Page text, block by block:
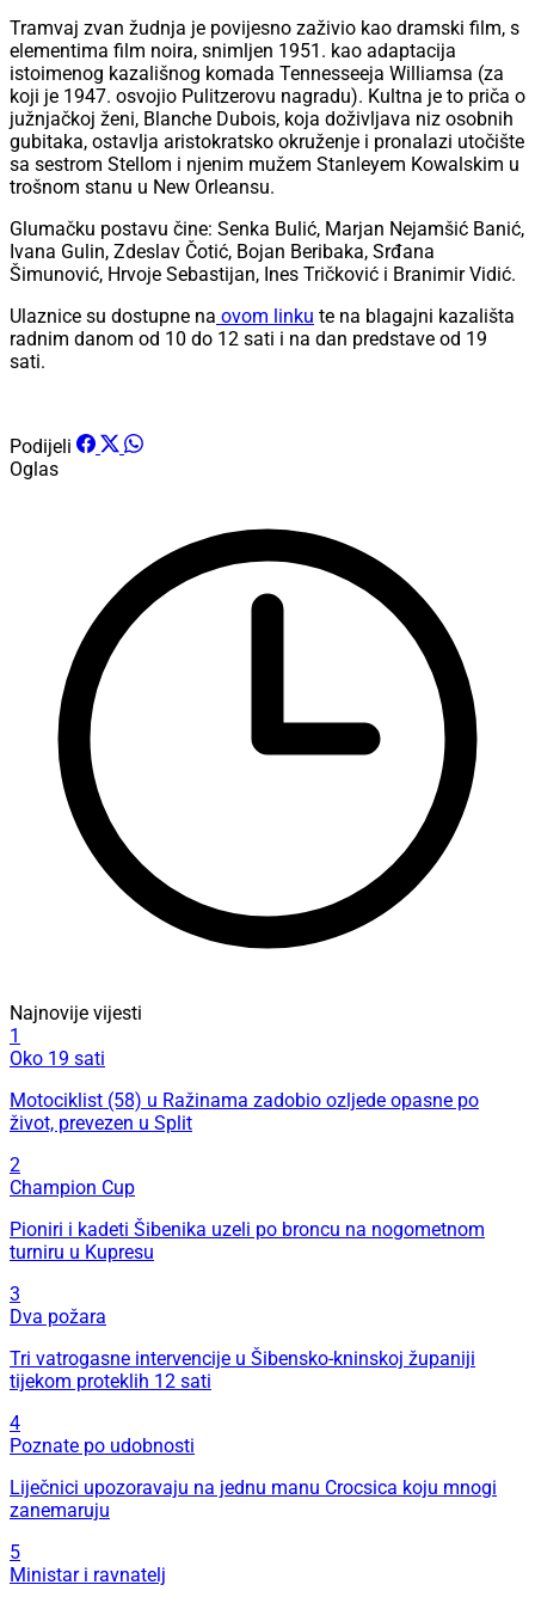
Tramvaj zvan žudnja je povijesno zaživio kao dramski film, s
elementima film noira, snimljen 1951. kao adaptacija
istoimenog kazališnog komada Tennesseeja Williamsa (za
koji je 1947. osvojio Pulitzerovu nagradu). Kultna je to priča o
južnjačkoj ženi, Blanche Dubois, koja doživljava niz osobnih
gubitaka, ostavlja aristokratsko okruženje i pronalazi utočište
sa sestrom Stellom i njenim mužem Stanleyem Kowalskim u
trošnom stanu u New Orleansu.
Glumačku postavu čine: Senka Bulić, Marjan Nejamšić Banić,
Ivana Gulin, Zdeslav Čotić, Bojan Beribaka, Srđana
Šimunović, Hrvoje Sebastijan, Ines Tričković i Branimir Vidić.
Ulaznice su dostupne na ovom linku te na blagajni kazališta
radnim danom od 10 do 12 sati i na dan predstave od 19
sati.
Podijeli
Oglas
Najnovije vijesti
1
Oko 19 sati
Motociklist (58) u Ražinama zadobio ozljede opasne po
život, prevezen u Split
2
Champion Cup
Pioniri i kadeti Šibenika uzeli po broncu na nogometnom
turniru u Kupresu
3
Dva požara
Tri vatrogasne intervencije u Šibensko-kninskoj županiji
tijekom proteklih 12 sati
4
Poznate po udobnosti
Liječnici upozoravaju na jednu manu Crocsica koju mnogi
zanemaruju
5
Ministar i ravnatelj